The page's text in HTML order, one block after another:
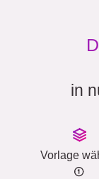
in
Vorlage